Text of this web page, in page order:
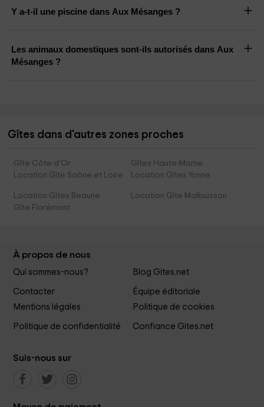
Y a-t-il une piscine dans Aux Mésanges ?
Les animaux domestiques sont-ils autorisés dans Aux
Mésanges ?
Gîtes dans d'autres zones proches
Gîte Côte d'Or
Gîtes Haute-Marne
Location Gîte Saône et Loire
Location Gîtes Yonne
Location Gîtes Beaune
Location Gîte Malbuisson
Gîte Florémont
À propos de nous
Qui sommes-nous? Blog Gites.net
Contacter
Équipe éditoriale
Mentions légales
Politique de cookies
Politique de confidentialité Confiance Gites.net
Suis-nous sur